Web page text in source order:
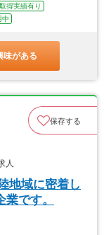
得実績有り
中
味がある
保存する
人
地域に密着し
です。